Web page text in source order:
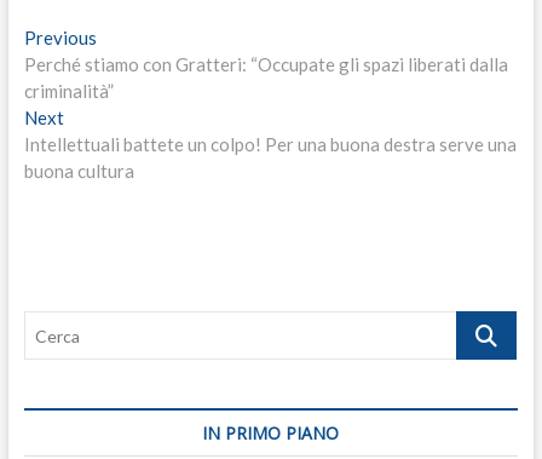
Navigazione
articoli
PreviousPrevious
post:
Perché stiamo con Gratteri: “Occupate gli spazi liberati dalla
criminalità”
NextNext
post:
Intellettuali battete un colpo! Per una buona destra serve una
buona cultura
Cerca
IN PRIMO PIANO